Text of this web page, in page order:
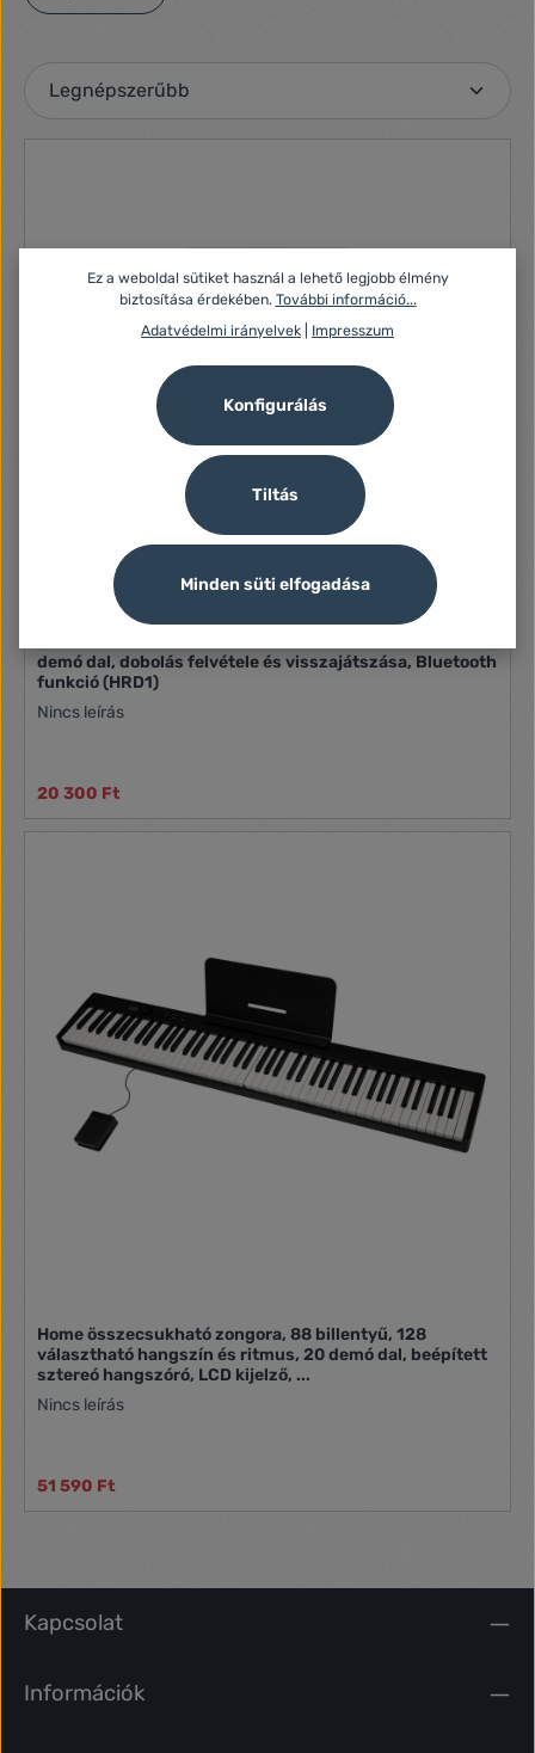
demó dal, dobolás felvétele és visszajátszása, Bluetooth
funkció (HRD1)
Nincs leírás
20 300 Ft
Home összecsukható zongora, 88 billentyű, 128
választható hangszín és ritmus, 20 demó dal, beépített
sztereó hangszóró, LCD kijelző, ...
Nincs leírás
51 590 Ft
Kapcsolat
Információk
Ez a weboldal sütiket használ a lehető legjobb élmény
biztosítása érdekében. További információ...
Adatvédelmi irányelvek
Impresszum
Tiltás
Konfigurálás
Minden süti elfogadása